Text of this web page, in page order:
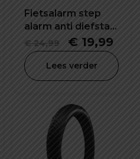
Fietsalarm step
alarm anti diefstal
draadloos alarm
€24,99
prijs
was:
€ 19,99
prijs
is:
Lees verder